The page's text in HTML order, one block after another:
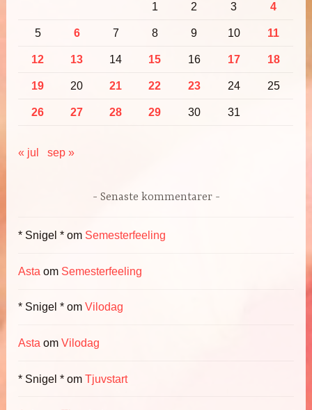
1 2 3 4
5 6 7 8 9 10 11
12 13 14 15 16 17 18
19 20 21 22 23 24 25
26 27 28 29 30 31
« jul sep »
Senaste kommentarer
* Snigel * om Semesterfeeling
Asta om Semesterfeeling
* Snigel * omVilodag
Asta omVilodag
* Snigel * omTjuvstart